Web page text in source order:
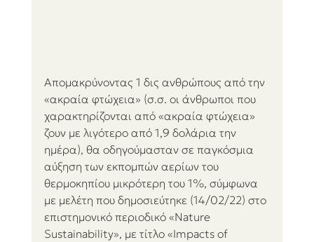
Απομακρύνοντας 1 δις ανθρώπους από την
«ακραία φτώχεια» (σ.σ. οι άνθρωποι που
χαρακτηρίζονται από «ακραία φτώχεια»
ζουν με λιγότερο από 1,9 δολάρια την
ημέρα), θα οδηγούμασταν σε παγκόσμια
αύξηση των εκπομπών αερίων του
θερμοκηπίου μικρότερη του 1%, σύμφωνα
με μελέτη που δημοσιεύτηκε (14/02/22) στο
επιστημονικό περιοδικό «Nature
Sustainability», με τίτλο «Impacts of